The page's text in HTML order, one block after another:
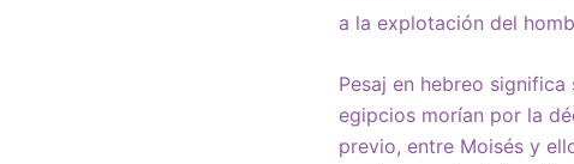
a la explotación del
Pesaj en hebreo
egipcios morían por la
previo, entre Moisés y